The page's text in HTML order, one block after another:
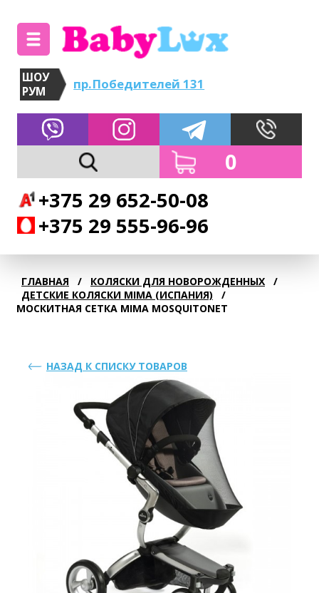
РУМ
пр.Победителей 131
0
+375 29 652-50-08
+375 29 555-96-96
ГЛАВНАЯ / КОЛЯСКИ ДЛЯ НОВОРОЖДЕННЫХ
/
ДЕТСКИЕ КОЛЯСКИ MIMA (ИСПАНИЯ)
/
МОСКИТНАЯ СЕТКА MIMA MOSQUITONET
НАЗАД К СПИСКУ ТОВАРОВ